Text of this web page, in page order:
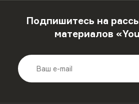
Подпишитесь на
материалов